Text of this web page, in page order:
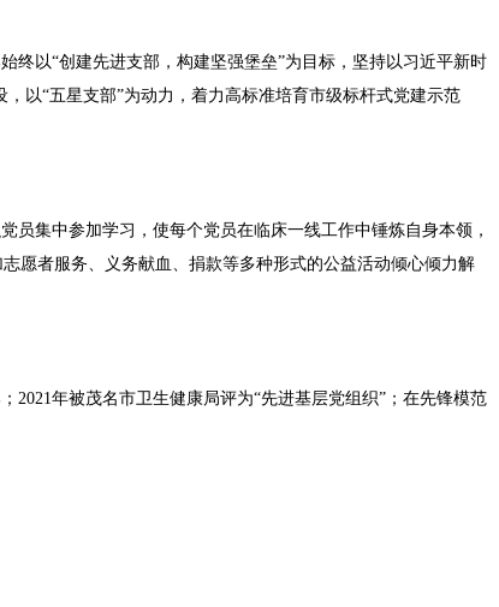
以“创建先进支部，构建坚强堡垒”为目标，坚持以习近平新时
以“五星支部”为动力，着力高标准培育市级标杆式党建示范
员集中参加学习，使每个党员在临床一线工作中锤炼自身本领，
愿者服务、义务献血、捐款等多种形式的公益活动倾心倾力解
年被茂名市卫生健康局评为“先进基层党组织”；在先锋模范